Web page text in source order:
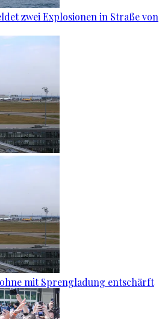
zwei Explosionen in Straße von
mit Sprengladung entschärft